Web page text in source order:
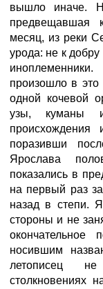
вышло иначе.
предвещавшая
месяц, из реки
урода: не к
произошло в это
одной кочевой
узы, куманы
происхождения
поразивши
Ярослава
показались в
на первый раз
назад в степи.
стороны и не
окончательное
носившим
летописец
столкновениях